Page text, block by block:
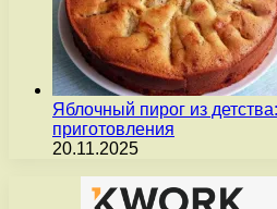
Яблочный пирог из
приготовления
20.11.2025